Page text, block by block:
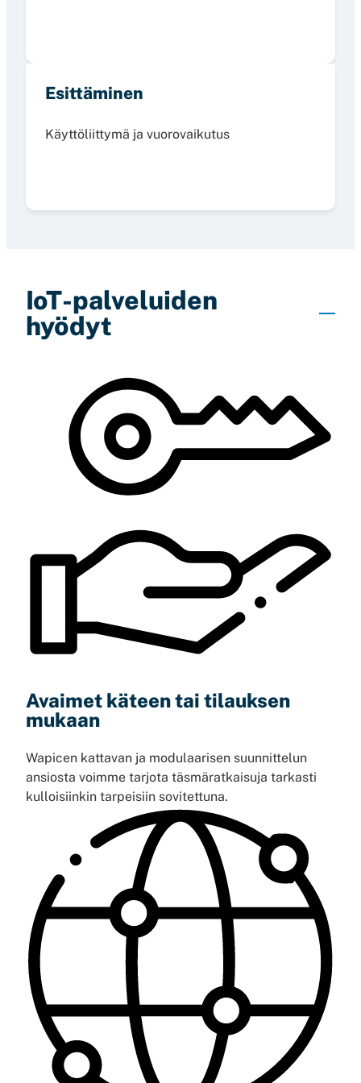
Esittäminen
Käyttöliittymä ja vuorovaikutus
IoT-palveluiden
hyödyt
Avaimet käteen tai tilauksen
mukaan
Wapicen kattavan ja modulaarisen suunnittelun
ansiosta voimme tarjota täsmäratkaisuja tarkasti
kulloisiinkin tarpeisiin sovitettuna.